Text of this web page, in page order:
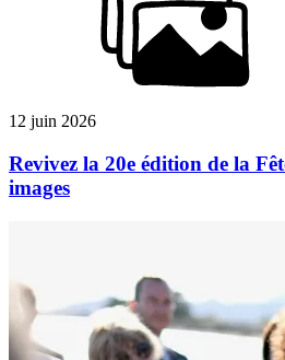
12 juin 2026
Revivez la 20e édition de la
images